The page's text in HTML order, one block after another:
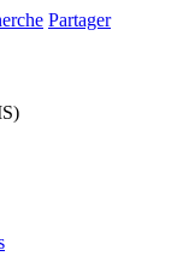
Partager